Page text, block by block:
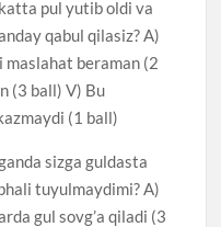
pul yutib oldi va
qabul qilasiz? A)
beraman (2
(3 ball) V) Bu
(1 ball)
sizga guldasta
tuyulmaydimi? A)
gul sovg’a qiladi (3